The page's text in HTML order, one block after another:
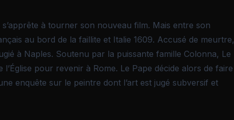
à tourner son nouveau film. Mais entre son
au bord de la faillite et Italie 1609. Accusé de meurtre,
à Naples. Soutenu par la puissante famille Colonna, Le
l’Église pour revenir à Rome. Le Pape décide alors de faire
enquête sur le peintre dont l’art est jugé subversif et